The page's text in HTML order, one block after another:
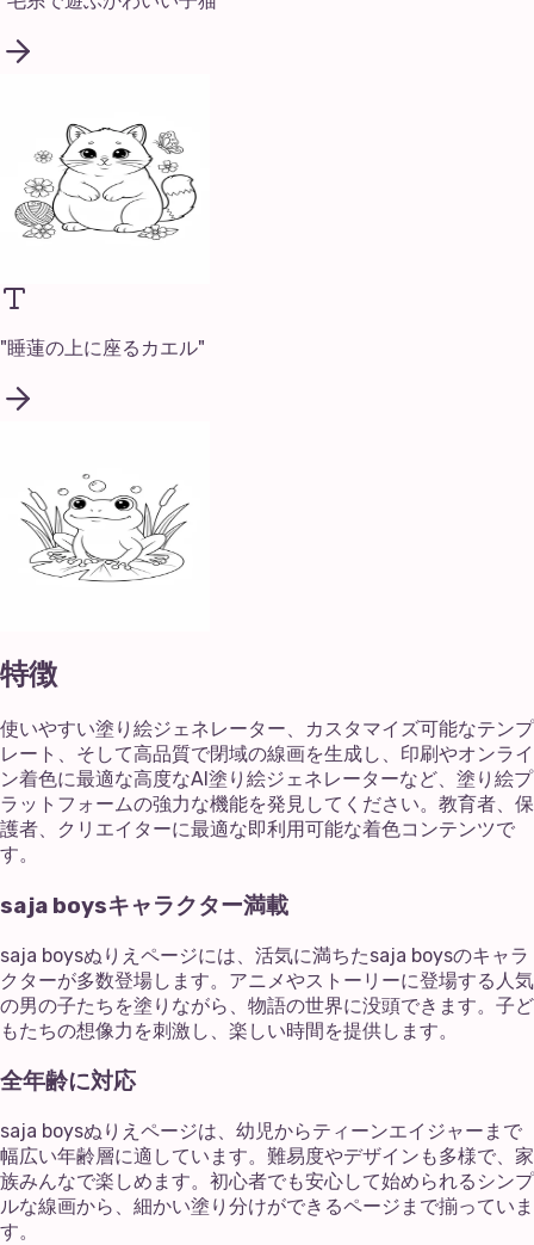
"睡蓮の上に座るカエル"
特徴
使いやすい塗り絵ジェネレーター、カスタマイズ可能なテンプ
レート、そして高品質で閉域の線画を生成し、印刷やオンライ
ン着色に最適な高度なAI塗り絵ジェネレーターなど、塗り絵プ
ラットフォームの強力な機能を発見してください。教育者、保
護者、クリエイターに最適な即利用可能な着色コンテンツで
す。
saja boysキャラクター満載
saja boysぬりえページには、活気に満ちたsaja boysのキャラ
クターが多数登場します。アニメやストーリーに登場する人気
の男の子たちを塗りながら、物語の世界に没頭できます。子ど
もたちの想像力を刺激し、楽しい時間を提供します。
全年齢に対応
saja boysぬりえページは、幼児からティーンエイジャーまで
幅広い年齢層に適しています。難易度やデザインも多様で、家
族みんなで楽しめます。初心者でも安心して始められるシンプ
ルな線画から、細かい塗り分けができるページまで揃っていま
す。